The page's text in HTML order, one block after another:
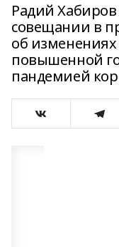
Радий
совещании в
об
повышенной
пандемией